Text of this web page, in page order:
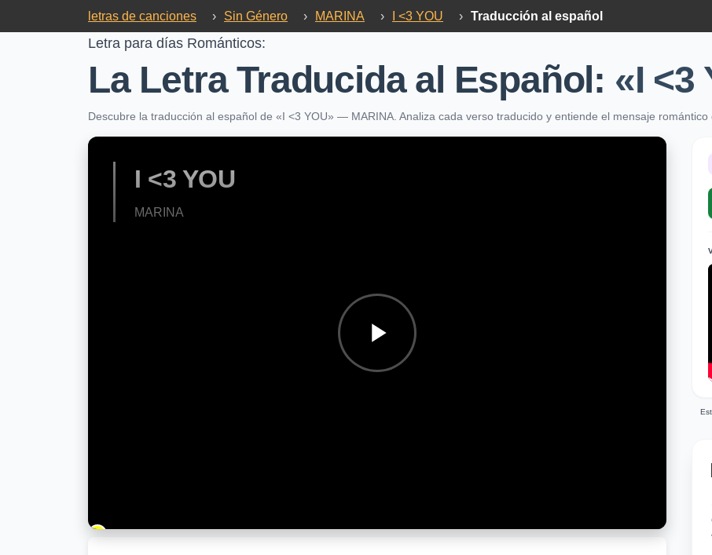
letras de canciones › Sin Género › MARINA › I <3 YOU › Traducción al español
Letra para días Románticos:
La Letra Traducida al Español: «I <3
Descubre la traducción al español de «I <3 YOU» — MARINA. Analiza cada verso traducido y entiende el mensaje
I <3 YOU
MARINA
Barra de progreso de la reproducción